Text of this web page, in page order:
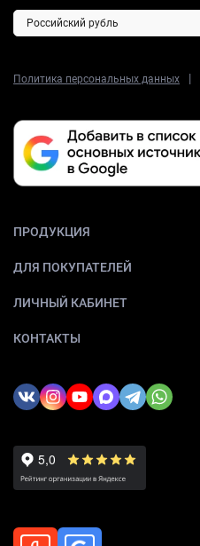
Политика персональных данных |
ПРОДУКЦИЯ
ДЛЯ ПОКУПАТЕЛЕЙ
ЛИЧНЫЙ КАБИНЕТ
КОНТАКТЫ